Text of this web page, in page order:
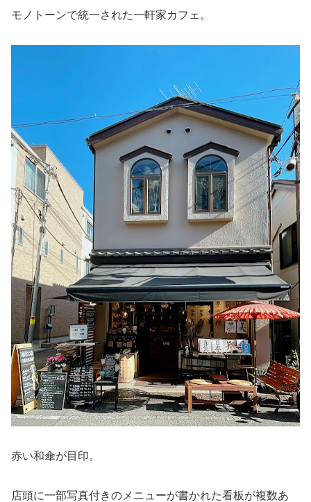
モノトーンで統一された一軒家カフェ。
赤い和傘が目印。
店頭に一部写真付きのメニューが書かれた看板が複数あ